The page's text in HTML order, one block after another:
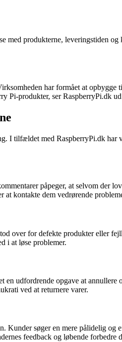
produkterne, leveringstiden
har formået at
Pi-produkter, ser RaspberryPi.dk
I tilfældet med RaspberryPi.dk har
påpeger, at selvom der
kontakte dem vedrørende
over for defekte produkter eller
i at løse problemer.
udfordrende opgave at
ved at returnere varer.
søger en mere pålidelig og
feedback og løbende